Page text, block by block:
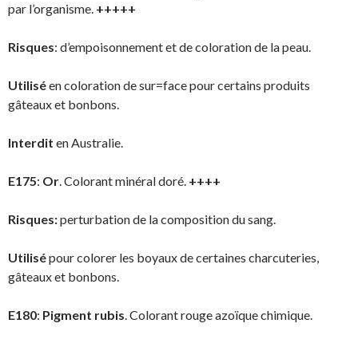
par l’organisme. +++++
Risques: d’empoisonnement et de coloration de la peau.
Utiliséen coloration de sur=face pour certains produits
gâteaux et bonbons.
Interdit en Australie.
E175: Or. Colorant minéral doré. ++++
Risques:perturbation de la composition du sang.
Utilisépour colorer les boyaux de certaines charcuteries,
gâteaux et bonbons.
E180: Pigment rubis. Colorant rouge azoïque chimique.